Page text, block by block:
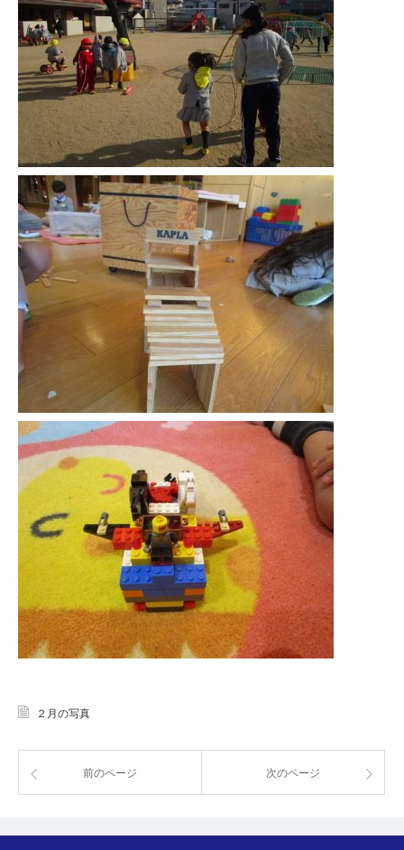
２月の写真
前のページ 次のページ